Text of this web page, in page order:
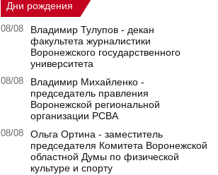
Дни рождения
08/08
Владимир Тулупов - декан
факультета журналистики
Воронежского государственного
университета
08/08
Владимир Михайленко -
председатель правления
Воронежской региональной
организации РСВА
08/08
Ольга Ортина - заместитель
председателя Комитета Воронежской
областной Думы по физической
культуре и спорту